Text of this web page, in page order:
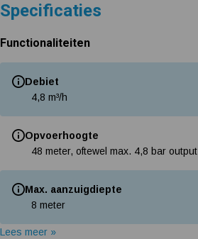
Specificaties
Functionaliteiten
Debiet
4,8 m³/h
Opvoerhoogte
48 meter, oftewel max. 4,8 bar output
Max. aanzuigdiepte
8 meter
Lees meer »